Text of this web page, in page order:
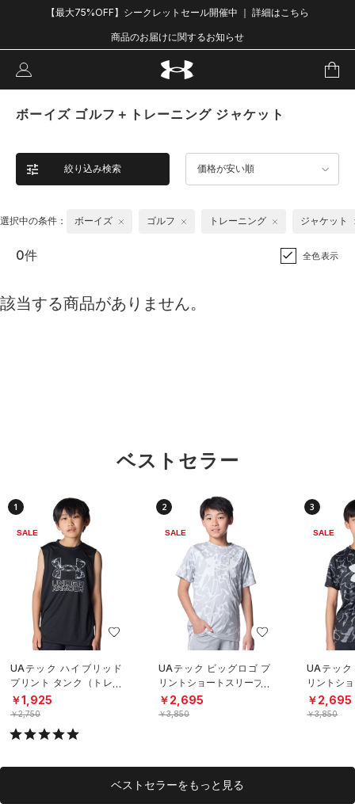
【最大75%OFF】シークレットセール開催中 ｜ 詳細はこちら
商品のお届けに関するお知らせ
ボーイズ ゴルフ＋トレーニング ジャケット
絞り込み検索 価格が安い順
選択中の条件： ボーイズ ゴルフ トレーニング ジャケット
0件 全色表示
該当する商品がありません。
ベストセラー
1
SALE
UAテック ハイブリッド
プリント タンク（トレー
ニング/BOYS）
￥1,925
￥2,750
2
SALE
UAテック ビッグロゴ プ
リントショートスリーブT
シャツ（トレーニング/B
OYS）
￥2,695
￥3,850
3
SALE
UAテック
リントシ
シャツ（
OYS）
￥2,695
￥3,850
ベストセラーをもっと見る